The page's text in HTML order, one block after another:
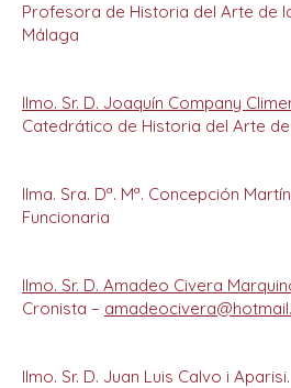
Profesora de Historia del Arte de
Málaga
Ilmo. Sr. D. Joaquín Company
Catedrático de Historia del Arte
Ilma. Sra. Dª. Mª. Concepción
Funcionaria
Ilmo. Sr. D. Amadeo Civera
Cronista –
Ilmo. Sr. D. Juan Luis Calvo i Aparisi.